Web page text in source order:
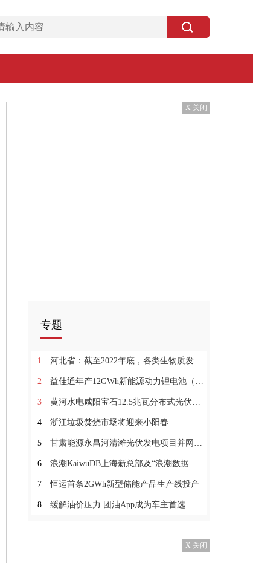
X 关闭
专题
1 河北省：截至2022年底，各类生物质发电装机容量总计约2191MW
2 益佳通年产12GWh新能源动力锂电池（一期）项目投产
3 黄河水电咸阳宝石12.5兆瓦分布式光伏项目并网发电
4 浙江垃圾焚烧市场将迎来小阳春
5 甘肃能源永昌河清滩光伏发电项目并网发电
6 浪潮KaiwuDB上海新总部及“浪潮数据库产业联合实验室”落成
7 恒运首条2GWh新型储能产品生产线投产
8 缓解油价压力 团油App成为车主首选
X 关闭